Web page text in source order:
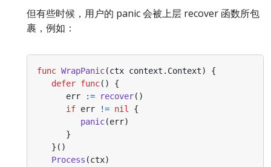
但有些时候，用户的 panic 会被上层 recover 函数所包
裹，例如：
func WrapPanic(ctx context . Context)
{
defer func()
{
err
:= recover()
if err != nil
{
panic(err)
}
}()
Process (ctx)